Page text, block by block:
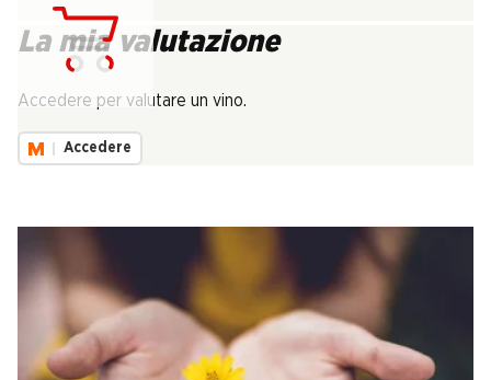
La mia valutazione
Accedere per valutare un vino.
Accedere